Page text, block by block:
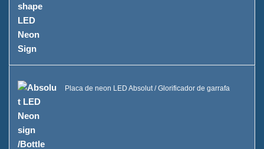
rodas Case C
Balde de Gelo LED Caixa B
FAQ
Notícias
Entre em contato conosco
Placa de neon LED Absolut / Glorificador de garrafa